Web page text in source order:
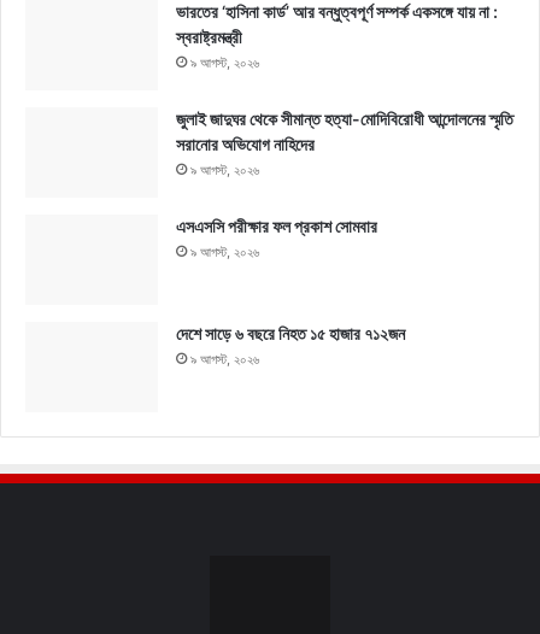
ভারতের ‘হাসিনা কার্ড’ আর বন্ধুত্বপূর্ণ সম্পর্ক একসঙ্গে যায় না :
স্বরাষ্ট্রমন্ত্রী
৯ আগস্ট, ২০২৬
জুলাই জাদুঘর থেকে সীমান্ত হত্যা-মোদিবিরোধী আন্দোলনের স্মৃতি
সরানোর অভিযোগ নাহিদের
৯ আগস্ট, ২০২৬
এসএসসি পরীক্ষার ফল প্রকাশ সোমবার
৯ আগস্ট, ২০২৬
দেশে সাড়ে ৬ বছরে নিহত ১৫ হাজার ৭১২জন
৯ আগস্ট, ২০২৬